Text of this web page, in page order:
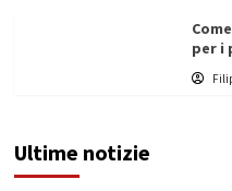
per i
Ultime notizie